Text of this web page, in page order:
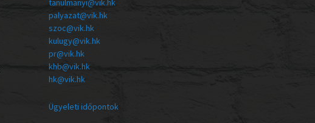
palyazat@vik.hk
szoc@vik.hk
kulugy@vik.hk
pr@vik.hk
khb@vik.hk
hk@vik.hk
Ügyeleti időpontok